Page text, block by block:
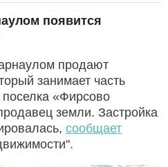
появится
продают
занимает часть
поселка «Фирсово
земли. Застройка
сообщает